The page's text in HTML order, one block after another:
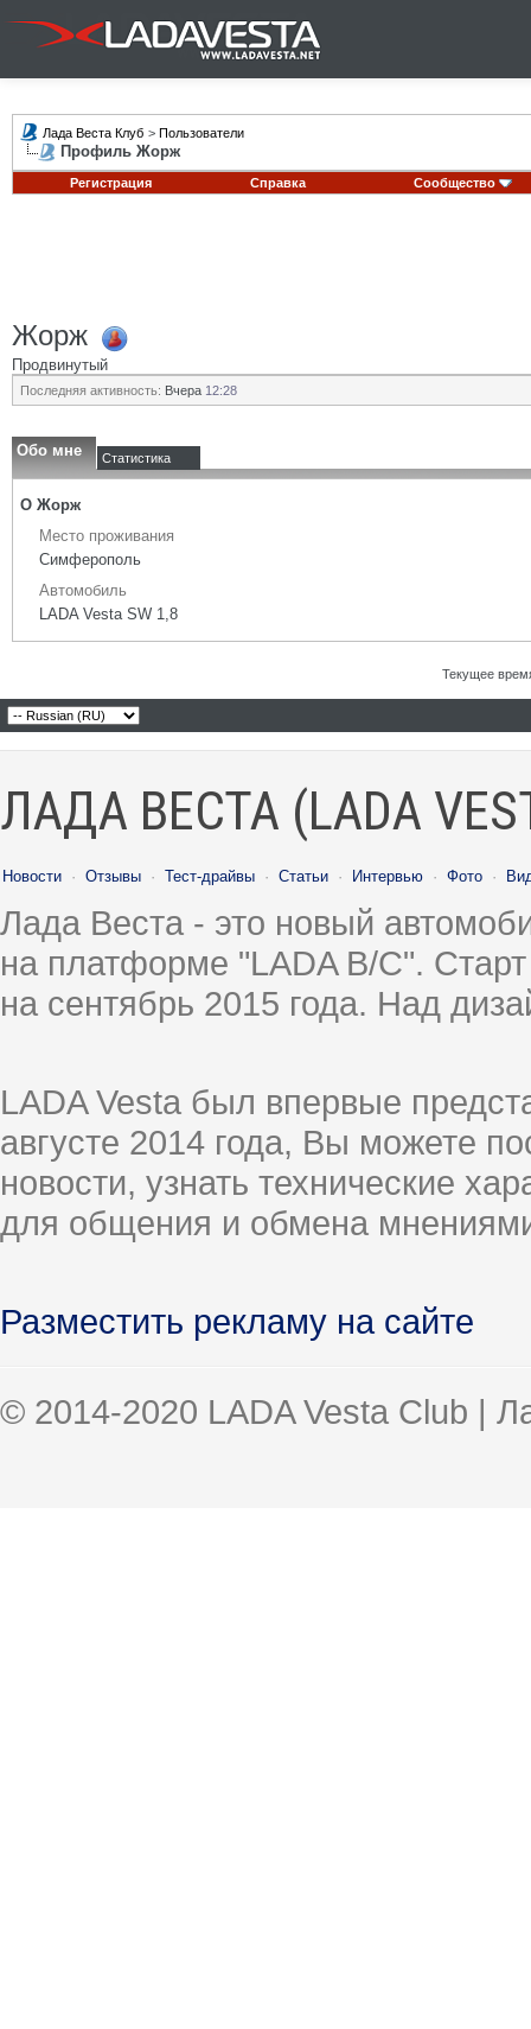
Лада Веста Клуб > Пользователи
Профиль Жорж
Регистрация Справка Сообщество
Жорж
Продвинутый
Последняя активность: Вчера 12:28
Обо мне Статистика
О Жорж
Место проживания
Симферополь
Автомобиль
LADA Vesta SW 1,8
Текущее
ЛАДА ВЕСТА (LADA
Новости · Отзывы · Тест-драйвы · Статьи · Интервью · Фото ·
Лада Веста - это новый
на платформе "LADA B/C".
на сентябрь 2015 года. Над
LADA Vesta был впервые
августе 2014 года, Вы можете
новости, узнать технические
для общения и обмена
Разместить рекламу на сайте
© 2014-2020 LADA Vesta Club |